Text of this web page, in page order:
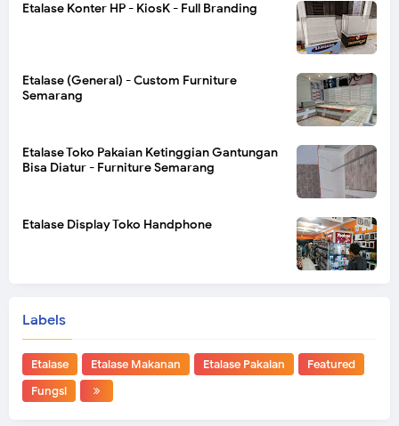
Etalase Konter HP - KiosK - Full Branding
Etalase (General) - Custom Furniture
Semarang
Etalase Toko Pakaian Ketinggian Gantungan
Bisa Diatur - Furniture Semarang
Etalase Display Toko Handphone
Labels
Etalase Etalase Makanan Etalase Pakaian
Featured
Fungsi